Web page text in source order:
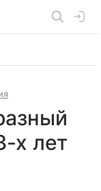
х лет